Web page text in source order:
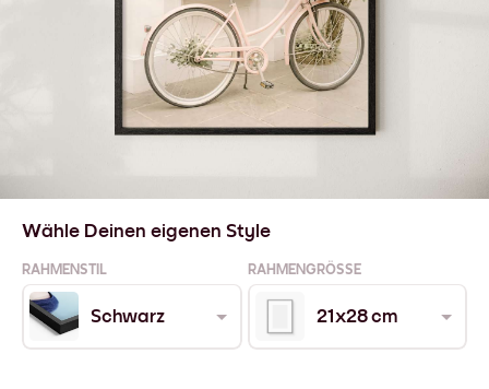
Wähle Deinen eigenen Style
RAHMENSTIL RAHMENGRÖSSE
Schwarz 21x28 cm